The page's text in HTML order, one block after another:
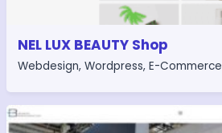
NEL LUX BEAUTY Shop
Webdesign, Wordpress, E-Commerce